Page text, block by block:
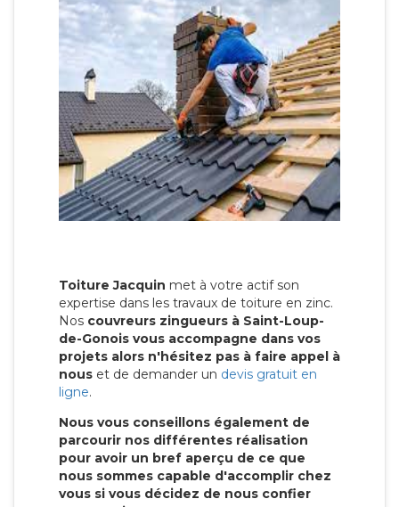
Toiture Jacquin met à votre actif son
expertise dans les travaux de toiture en zinc.
Nos couvreurs zingueurs à Saint-Loup-
de-Gonois vous accompagne dans vos
projets alors n'hésitez pas à faire appel à
nous et de demander un devis gratuit en
ligne.
Nous vous conseillons également de
parcourir nos différentes réalisation
pour avoir un bref aperçu de ce que
nous sommes capable d'accomplir chez
vous si vous décidez de nous confier